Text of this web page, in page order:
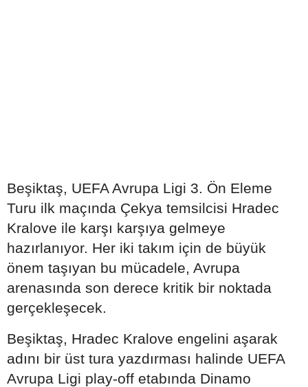
Beşiktaş, UEFA Avrupa Ligi 3. Ön Eleme
Turu ilk maçında Çekya temsilcisi Hradec
Kralove ile karşı karşıya gelmeye
hazırlanıyor. Her iki takım için de büyük
önem taşıyan bu mücadele, Avrupa
arenasında son derece kritik bir noktada
gerçekleşecek.
Beşiktaş, Hradec Kralove engelini aşarak
adını bir üst tura yazdırması halinde UEFA
Avrupa Ligi play-off etabında Dinamo